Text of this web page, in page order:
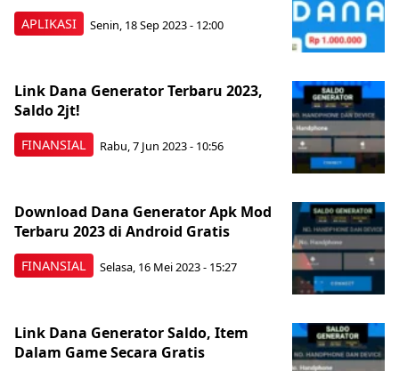
APLIKASI Senin, 18 Sep 2023 - 12:00
FINANSIAL
Link Dana Generator Terbaru 2023,
Saldo 2jt!
Rabu, 7 Jun 2023 - 10:56
FINANSIAL
Download Dana Generator Apk Mod
Terbaru 2023 di Android Gratis
Selasa, 16 Mei 2023 - 15:27
Link Dana Generator Saldo, Item
Dalam Game Secara Gratis